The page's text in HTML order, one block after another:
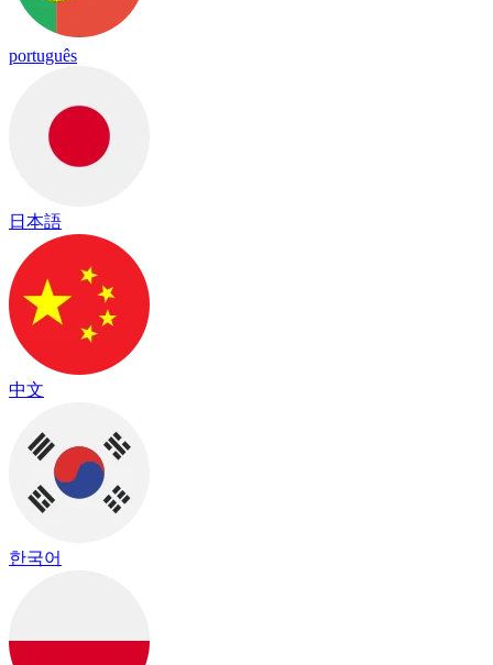
português
日本語
中文
한국어